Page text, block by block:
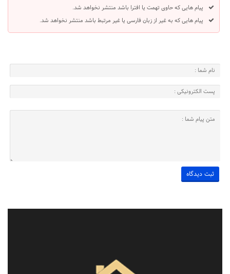
پیام هایی که حاوی تهمت یا افترا باشد منتشر نخواهد شد.
پیام هایی که به غیر از زبان فارسی یا غیر مرتبط باشد منتشر نخواهد شد.